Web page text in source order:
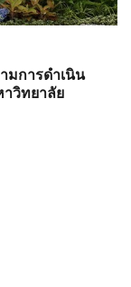
มการดำเนิน
วิทยาลัย